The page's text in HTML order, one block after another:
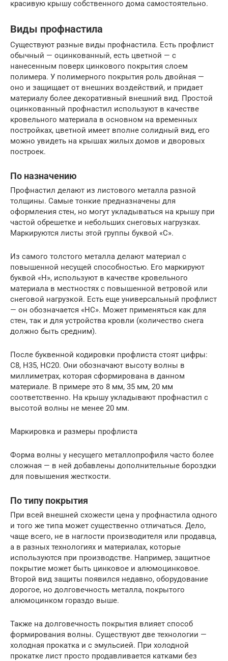
красивую крышу собственного дома самостоятельно.
Виды профнастила
Существуют разные виды профнастила. Есть профлист
обычный — оцинкованный, есть цветной — с
нанесенным поверх цинкового покрытия слоем
полимера. У полимерного покрытия роль двойная —
оно и защищает от внешних воздействий, и придает
материалу более декоративный внешний вид. Простой
оцинкованный профнастил используют в качестве
кровельного материала в основном на временных
постройках, цветной имеет вполне солидный вид, его
можно увидеть на крышах жилых домов и дворовых
построек.
По назначению
Профнастил делают из листового металла разной
толщины. Самые тонкие предназначены для
оформления стен, но могут укладываться на крышу при
частой обрешетке и небольших снеговых нагрузках.
Маркируются листы этой группы буквой «С».
Из самого толстого металла делают материал с
повышенной несущей способностью. Его маркируют
буквой «Н», используют в качестве кровельного
материала в местностях с повышенной ветровой или
снеговой нагрузкой. Есть еще универсальный профлист
— он обозначается «НС». Может применяться как для
стен, так и для устройства кровли (количество снега
должно быть средним).
После буквенной кодировки профлиста стоят цифры:
С8, Н35, НС20. Они обозначают высоту волны в
миллиметрах, которая сформирована в данном
материале. В примере это 8 мм, 35 мм, 20 мм
соответственно. На крышу укладывают профнастил с
высотой волны не менее 20 мм.
Маркировка и размеры профлиста
Форма волны у несущего металлопрофиля часто более
сложная — в ней добавлены дополнительные бороздки
для повышения жесткости.
По типу покрытия
При всей внешней схожести цена у профнастила одного
и того же типа может существенно отличаться. Дело,
чаще всего, не в наглости производителя или продавца,
а в разных технологиях и материалах, которые
используются при производстве. Например, защитное
покрытие может быть цинковое и алюмоцинковое.
Второй вид защиты появился недавно, оборудование
дорогое, но долговечность металла, покрытого
алюмоцинком гораздо выше.
Также на долговечность покрытия влияет способ
формирования волны. Существуют две технологии —
холодная прокатка и с эмульсией. При холодной
прокатке лист просто продавливается катками без